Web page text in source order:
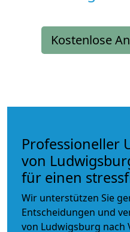
Kostenlose
Professioneller
von
für einen
Wir unterstützen Sie
Entscheidungen und
von Ludwigsburg nach